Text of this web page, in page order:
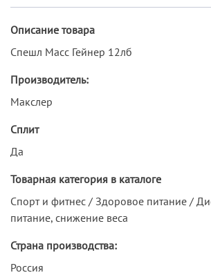
Описание товара
Спешл Масс Гейнер 12лб
Производитель:
Макслер
Сплит
Да
Товарная категория в каталоге
Спорт и фитнес / Здоровое питание /
питание, снижение веса
Страна производства:
Россия